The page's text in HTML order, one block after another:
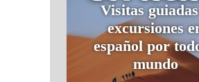
Visitas
excursiones
español por
mundo